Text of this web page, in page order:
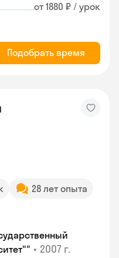
от 1880 ₽ / урок
Подобрать время
28 лет опыта
• 2007 г.